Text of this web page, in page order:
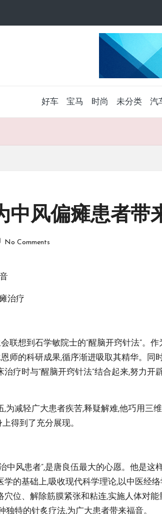
好车 宝马 时尚 未分类 汽
中风偏瘫患者带
No Comments
治疗
联想到石学敏院士的“醒脑开窍针法”。
师的科研成果,循序渐进吸取其精华。
疗时与“醒脑开窍针法”结合起来,努力
为减轻广大患者疾苦,释疑解难,他巧用三
得到了充分展现。
中风患者”,是唐良伍最大的心愿。他是
的基础上,吸收现代科学理论,以中医经
位、解除筋膜紧张和粘连,实施人体对
特的针炙疗法,为广大患者带来福音。